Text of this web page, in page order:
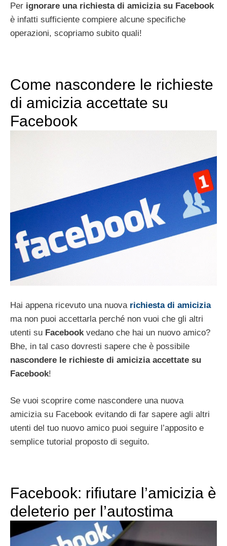
Per ignorare una richiesta di amicizia su Facebook
è infatti sufficiente compiere alcune specifiche
operazioni, scopriamo subito quali!
Come nascondere le richieste
di amicizia accettate su
Facebook
Hai appena ricevuto una nuova richiesta di amicizia
ma non puoi accettarla perché non vuoi che gli altri
utenti su Facebookvedano che hai un nuovo amico?
Bhe, in tal caso dovresti sapere che è possibile
nascondere le richieste di amicizia accettate su
Facebook!
Se vuoi scoprire come nascondere una nuova
amicizia su Facebook evitando di far sapere agli altri
utenti del tuo nuovo amico puoi seguire l’apposito e
semplice tutorial proposto di seguito.
Facebook: rifiutare l’amicizia è
deleterio per l’autostima